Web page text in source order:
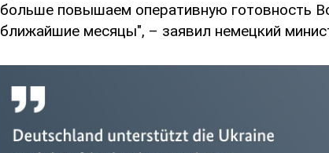
больше повышаем оперативную готовность
ближайшие месяцы", – заявил немецкий